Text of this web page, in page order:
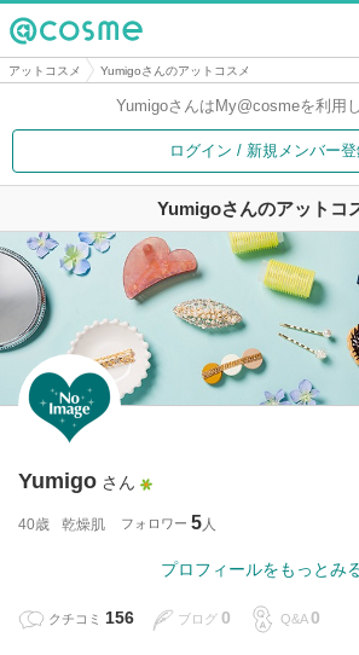
@cosme
アットコスメ Yumigoさんのアットコスメ
Yumigoさんは My@cosmeを利用
ログイン / 新規メンバー
Yumigoさんのアットコ
Yumigo さん
40歳 乾燥肌 フォロワー 5
プロフィールをもっとみ
クチコミ 156 ブログ 0 Q&A 0